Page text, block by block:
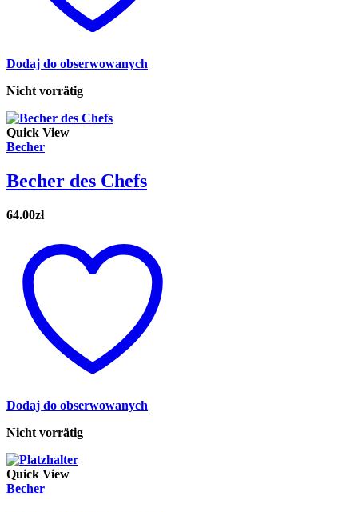
Dodaj do obserwowanych
Nicht vorrätig
Quick View
Becher
Becher des Chefs
64.00zł
Dodaj do obserwowanych
Nicht vorrätig
Quick View
Becher